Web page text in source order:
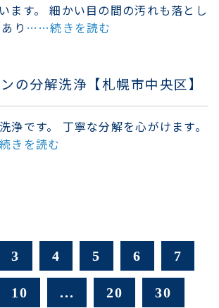
ます。 細かい目の間の汚れも落とし
り ……続きを読む
の分解洗浄【札幌市中央区】
浄です。 丁寧な分解を心がけます。
きを読む
3 4 5 6 7
10 ... 20 30